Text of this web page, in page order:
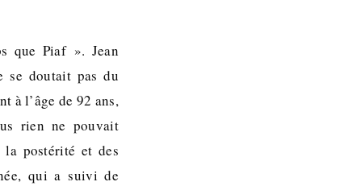
que Piaf ». Jean
se doutait pas du
à l’âge de 92 ans,
rien ne pouvait
la postérité et des
qui a suivi de